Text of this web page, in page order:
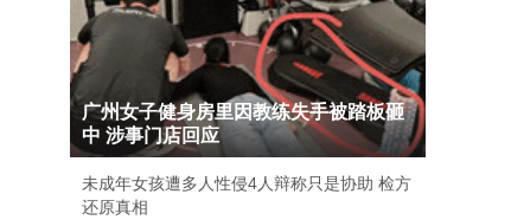
广州女子健身房里因教练失手被踏板砸
中 涉事门店回应
未成年女孩遭多人性侵4人辩称只是协助 检方
还原真相